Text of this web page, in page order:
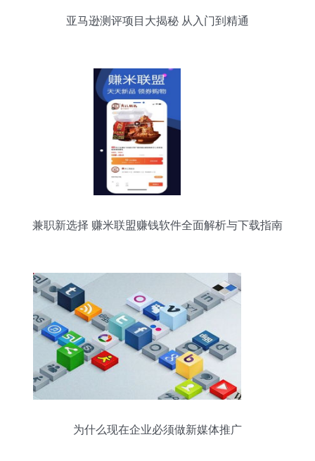
亚马逊测评项目大揭秘 从入门到精通
兼职新选择 赚米联盟赚钱软件全面解析与下载指南
为什么现在企业必须做新媒体推广